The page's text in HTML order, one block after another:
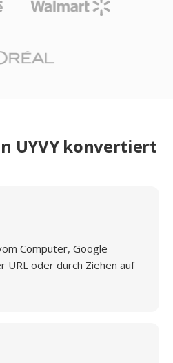
UYVY konvertiert
Computer, Google
URL oder durch Ziehen auf